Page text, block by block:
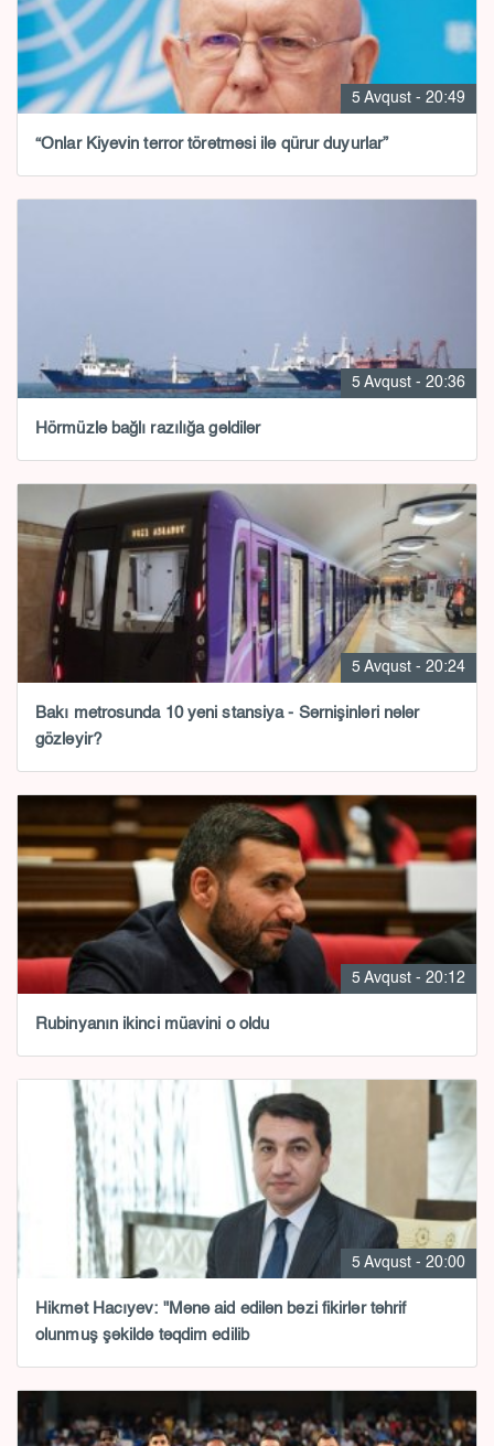
5 Avqust - 20:49
“Onlar Kiyevin terror törətməsi ilə qürur duyurlar”
5 Avqust - 20:36
Hörmüzlə bağlı razılığa gəldilər
5 Avqust - 20:24
Bakı metrosunda 10 yeni stansiya - Sərnişinləri nələr
gözləyir?
5 Avqust - 20:12
Rubinyanın ikinci müavini o oldu
5 Avqust - 20:00
Hikmət Hacıyev: "Mənə aid edilən bəzi fikirlər təhrif
olunmuş şəkildə təqdim edilib